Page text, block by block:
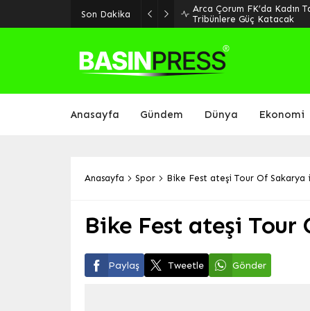
Son Dakika
Arca Çorum FK’da Kadın
Tribünlere Güç Katacak
Anasayfa Gündem Dünya Ekonomi
Anasayfa Spor Bike Fest ateşi Tour Of Sakarya
Bike Fest ateşi Tour
Paylaş Tweetle Gönder